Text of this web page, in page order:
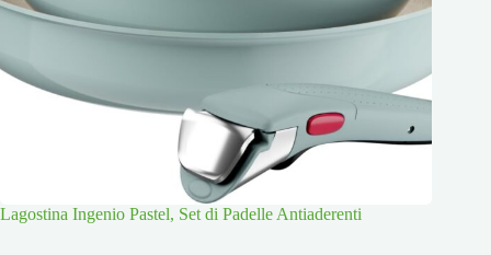
Lagostina Ingenio Pastel, Set di Padelle Antiaderenti